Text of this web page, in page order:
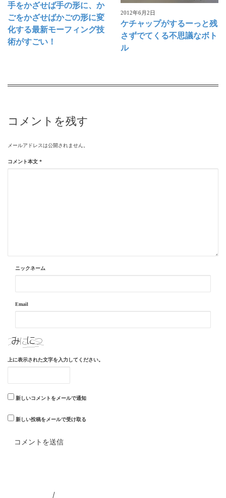
手をかざせば手の形に、か
ごをかざせばかごの形に変
化する最新モーフィング技
術がすごい！
2012年6月2日
ケチャップがするーっと残
さずでてくる不思議なボト
ル
コメントを残す
メールアドレスは公開されません。
コメント本文 *
ニックネーム
Email
上に表示された文字を入力してください。
新しいコメントをメールで通知
新しい投稿をメールで受け取る